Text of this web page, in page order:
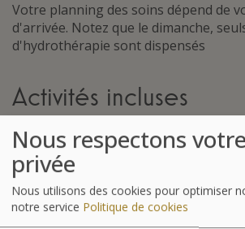
Votre planning des soins dépend de
d'arrivée. Notez que le dimanche,
d'hydrothérapie sont dispensés
Activités incluses
Nous respectons
privée
Nous utilisons des cookies pour optimiser
notre service Politique de cookies